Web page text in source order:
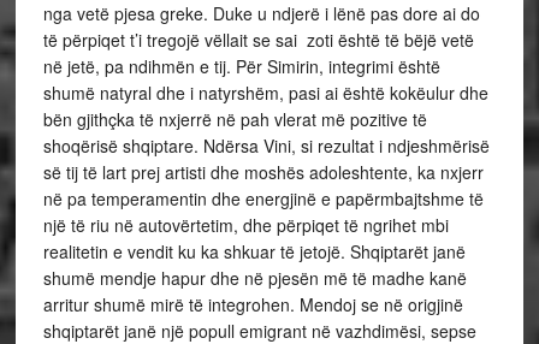
nga vetë pjesa greke. Duke u ndjerë i lënë pas dore ai do
të përpiqet t’i tregojë vëllait se sai zoti është të bëjë vetë
në jetë, pa ndihmën e tij. Për Simirin, integrimi është
shumë natyral dhe i natyrshëm, pasi ai është kokëulur dhe
bën gjithçka të nxjerrë në pah vlerat më pozitive të
shoqërisë shqiptare. Ndërsa Vini, si rezultat i ndjeshmërisë
së tij të lart prej artisti dhe moshës adoleshtente, ka nxjerr
në pa temperamentin dhe energjinë e papërmbajtshme të
një të riu në autovërtetim, dhe përpiqet të ngrihet mbi
realitetin e vendit ku ka shkuar të jetojë. Shqiptarët janë
shumë mendje hapur dhe në pjesën më të madhe kanë
arritur shumë mirë të integrohen. Mendoj se në origjinë
shqiptarët janë një popull emigrant në vazhdimësi, sepse